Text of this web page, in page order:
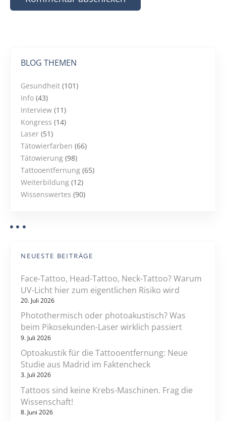
BLOG THEMEN
Gesundheit (101)
Info (43)
Interview (11)
Kongress (14)
Laser (51)
Tätowierfarben (66)
Tätowierung (98)
Tattooentfernung (65)
Weiterbildung (12)
Wissenswertes (90)
NEUESTE BEITRÄGE
Face-Tattoo, Head-Tattoo, Neck-Tattoo? Warum
UV-Licht hier zum eigentlichen Risiko wird
20. Juli 2026
Photothermisch oder photoakustisch? Was
beim Pikosekunden-Laser wirklich passiert
9. Juli 2026
Optoakustik für die Tattooentfernung: Neue
Studie aus Madrid im Faktencheck
3. Juli 2026
Tattoos sind keine Krebs-Maschinen. Frag die
Wissenschaft!
8. Juni 2026